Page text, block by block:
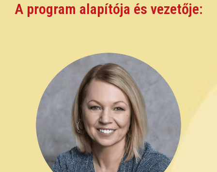
A program alapítója és vezetője: